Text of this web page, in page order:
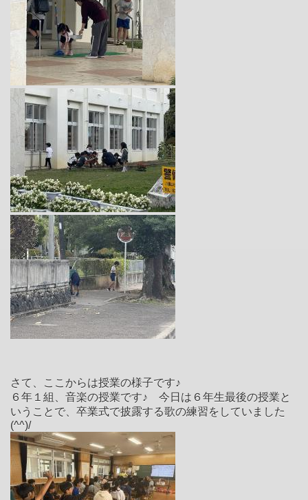
さて、ここからは授業の様子です♪
６年１組、音楽の授業です♪ 今日は６年生最後の授業と
いうことで、卒業式で披露する歌の練習をしていました
(^^)/